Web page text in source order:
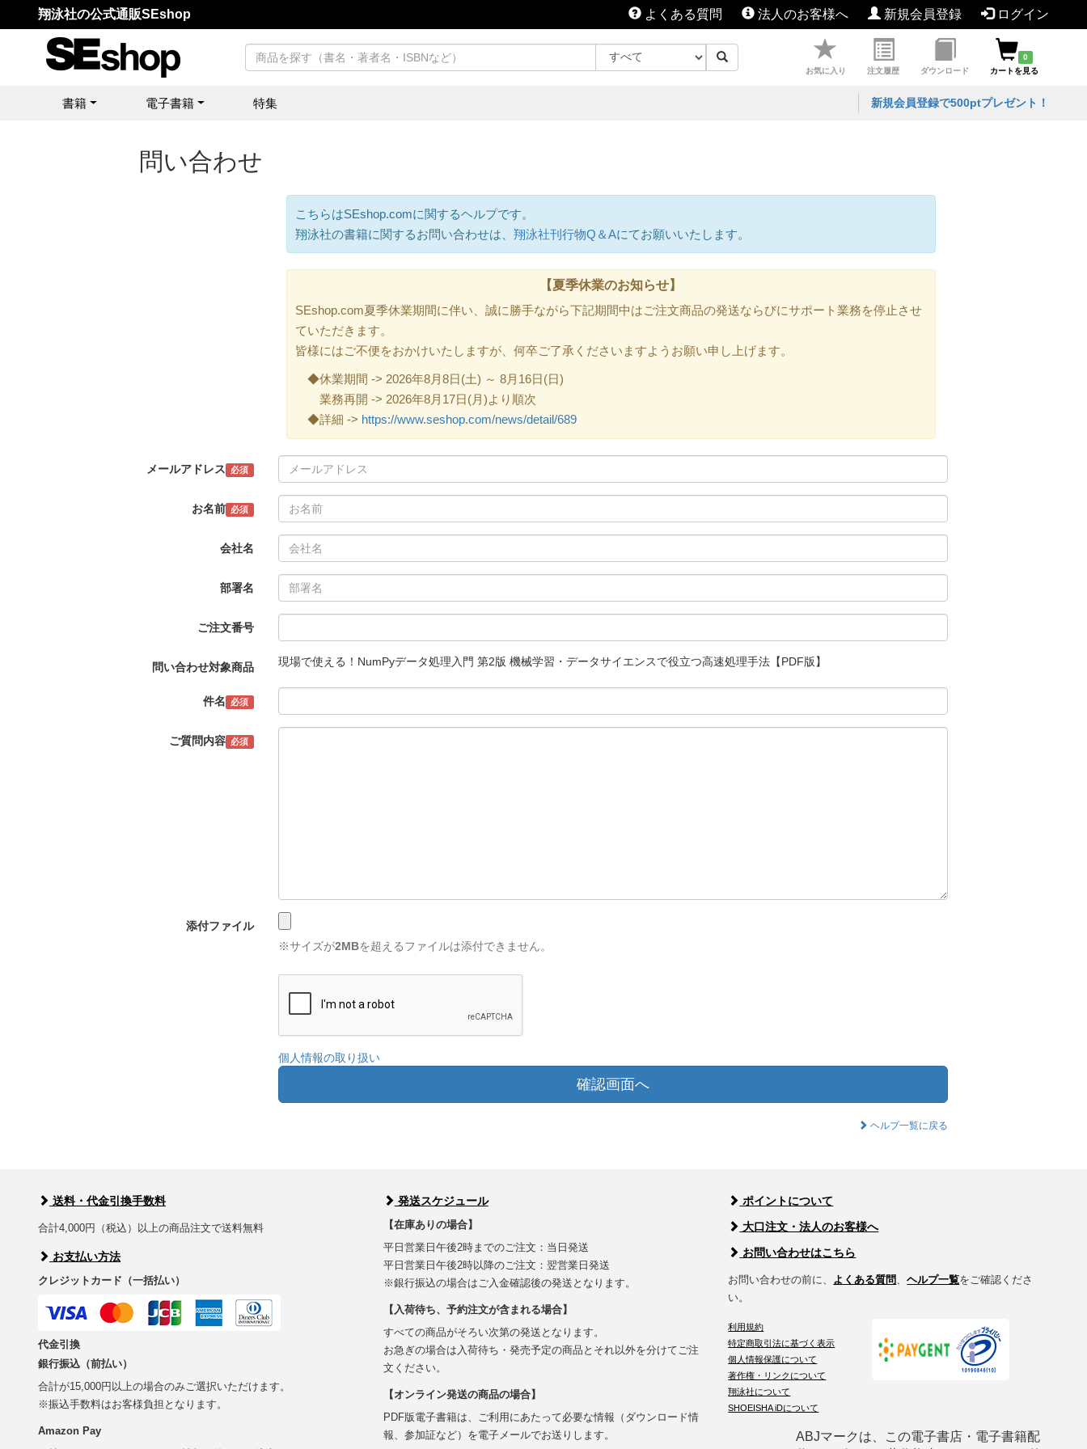
翔泳社の公式通販SEshop よくある質問 法人のお客様へ 新規会員登録 ログイン
お気に入り 注文履歴 ダウンロード
0
カートを見る
書籍 電子書籍 特集 新規会員登録で500ptプレゼント！
問い合わせ
こちらはSEshop.comに関するヘルプです。
翔泳社の書籍に関するお問い合わせは、 翔泳社刊行物Q＆Aにてお願いいたします。
【夏季休業のお知らせ】
SEshop.com夏季休業期間に伴い、誠に勝手ながら下記期間中はご注文商品の発送ならびにサポート業務を停止させ
ていただきます。
皆様にはご不便をおかけいたしますが、何卒ご了承くださいますようお願い申し上げます。
◆休業期間 -> 2026年8月8日(土) ～ 8月16日(日)
業務再開 -> 2026年8月17日(月)より順次
◆詳細 -> https://www.seshop.com/news/detail/689
メールアドレス 必須
お名前 必須
会社名
部署名
ご注文番号
問い合わせ対象商品 現場で使える！NumPyデータ処理入門 第2版 機械学習・データサイエンスで役立つ高速処理手法【PDF版】
件名 必須
ご質問内容 必須
添付ファイル
※サイズが2MBを超えるファイルは添付できません。
個人情報の取り扱い
確認画面へ
ヘルプ一覧に戻る
送料・代金引換手数料
合計4,000円（税込）以上の商品注文で送料無料
お支払い方法
クレジットカード（一括払い）
代金引換
銀行振込（前払い）
合計が15,000円以上の場合のみご選択いただけます。
※振込手数料はお客様負担となります。
Amazon Pay
発送スケジュール
【在庫ありの場合】
平日営業日午後2時までのご注文：当日発送
平日営業日午後2時以降のご注文：翌営業日発送
※銀行振込の場合はご入金確認後の発送となります。
【入荷待ち、予約注文が含まれる場合】
すべての商品がそろい次第の発送となります。
お急ぎの場合は入荷待ち・発売予定の商品とそれ以外を分けてご注
文ください。
【オンライン発送の商品の場合】
PDF版電子書籍は、ご利用にあたって必要な情報（ダウンロード情
報、参加証など）を電子メールでお送りします。
ポイントについて
大口注文・法人のお客様へ
お問い合わせはこちら
お問い合わせの前に、 よくある質問、ヘルプ一覧をご確認くださ
い。
利用規約
特定商取引法に基づく表示
個人情報保護について
著作権・リンクについて
翔泳社について
SHOEISHA iDについて
ABJマークは、この電子書店・電子書籍配